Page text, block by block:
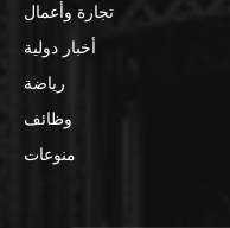
تجارة وأعمال
أخبار دولية
رياضة
وظائف
منوعات